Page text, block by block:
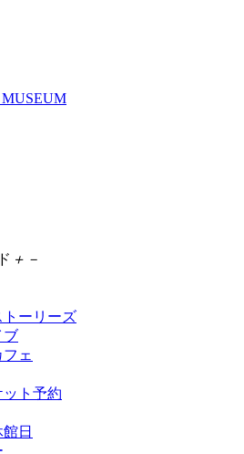
＋ －
トーリーズ
ブ
ェ
ット予約
日